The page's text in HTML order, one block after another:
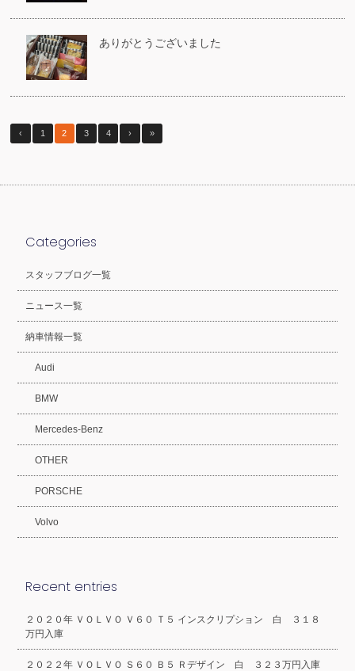
ありがとうございました
‹ 1 2 3 4 › »
Categories
スタッフブログ一覧
ニュース一覧
納車情報一覧
Audi
BMW
Mercedes-Benz
OTHER
PORSCHE
Volvo
Recent entries
２０２０年 ＶＯＬＶＯ Ｖ６０ Ｔ５ インスクリプション 白 ３１８
万円入庫
２０２２年 ＶＯＬＶＯ Ｓ６０ Ｂ５ Ｒデザイン 白 ３２３万円入庫